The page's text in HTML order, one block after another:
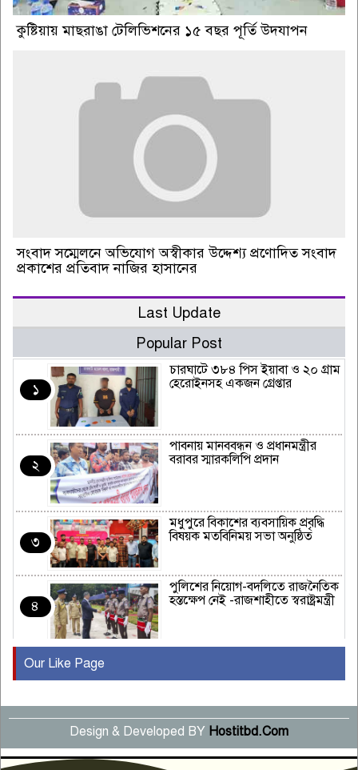
কুষ্টিয়ায় মাছরাঙা টেলিভিশনের ১৫ বছর পূর্তি উদযাপন
সংবাদ সম্মেলনে অভিযোগ অস্বীকার উদ্দেশ্য প্রণোদিত সংবাদ
প্রকাশের প্রতিবাদ নাজির হাসানের
Last Update
Popular Post
১
চারঘাটে ৩৮৪ পিস ইয়াবা ও ২০ গ্রাম
হেরোইনসহ একজন গ্রেপ্তার
২
পাবনায় মানববন্ধন ও প্রধানমন্ত্রীর
বরাবর স্মারকলিপি প্রদান
৩
মধুপুরে বিকাশের ব্যবসায়িক প্রবৃদ্ধি
বিষয়ক মতবিনিময় সভা অনুষ্ঠিত
৪
পুলিশের নিয়োগ-বদলিতে রাজনৈতিক
হস্তক্ষেপ নেই -রাজশাহীতে স্বরাষ্ট্রমন্ত্রী
৫
বছর পূর্তি উদযাপন
৬
সংবাদ সম্মেলনে অভিযোগ অস্বীকার
উদ্দেশ্য প্রণোদিত সংবাদ প্রকাশের
প্রতিবাদ নাজির হাসানের
Our Like Page
Design & Developed BY Hostitbd.Com